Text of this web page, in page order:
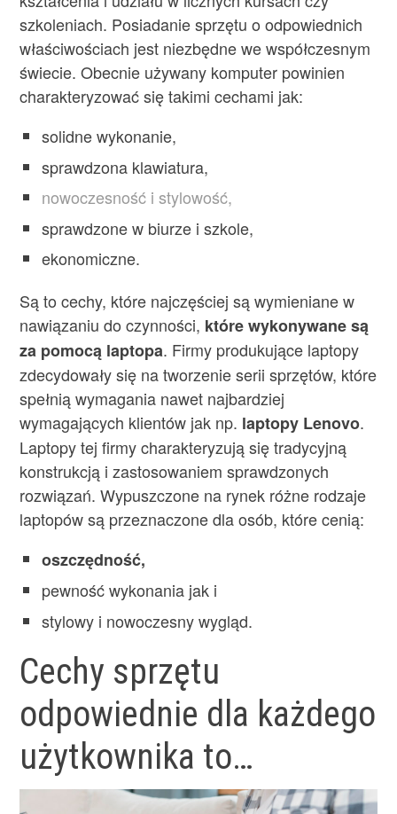
szkoleniach. Posiadanie sprzętu o odpowiednich
właściwościach jest niezbędne we współczesnym
świecie. Obecnie używany komputer powinien
charakteryzować się takimi cechami jak:
solidne wykonanie,
sprawdzona klawiatura,
nowoczesność i stylowość,
sprawdzone w biurze i szkole,
ekonomiczne.
Są to cechy, które najczęściej są wymieniane w
nawiązaniu do czynności, które wykonywane są
za pomocą laptopa. Firmy produkujące laptopy
zdecydowały się na tworzenie serii sprzętów, które
spełnią wymagania nawet najbardziej
wymagających klientów jak np. laptopy Lenovo.
Laptopy tej firmy charakteryzują się tradycyjną
konstrukcją i zastosowaniem sprawdzonych
rozwiązań. Wypuszczone na rynek różne rodzaje
laptopów są przeznaczone dla osób, które cenią:
oszczędność,
pewność wykonania jak i
stylowy i nowoczesny wygląd.
Cechy sprzętu
odpowiednie dla każdego
użytkownika to…